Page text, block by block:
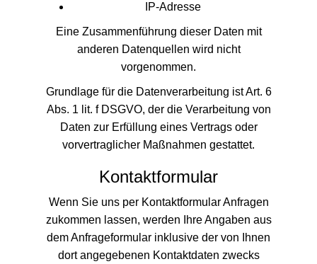
IP-Adresse
Eine Zusammenführung dieser Daten mit
anderen Datenquellen wird nicht
vorgenommen.
Grundlage für die Datenverarbeitung ist Art. 6
Abs. 1 lit. f DSGVO, der die Verarbeitung von
Daten zur Erfüllung eines Vertrags oder
vorvertraglicher Maßnahmen gestattet.
Kontaktformular
Wenn Sie uns per Kontaktformular Anfragen
zukommen lassen, werden Ihre Angaben aus
dem Anfrageformular inklusive der von Ihnen
dort angegebenen Kontaktdaten zwecks